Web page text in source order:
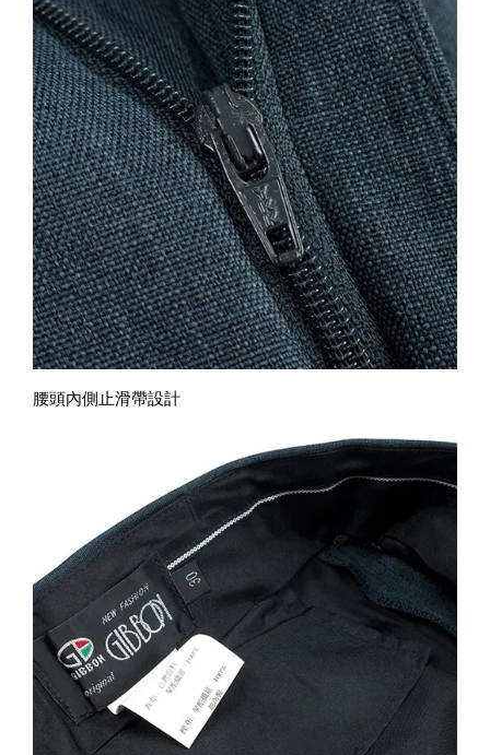
腰頭內側止滑帶設計